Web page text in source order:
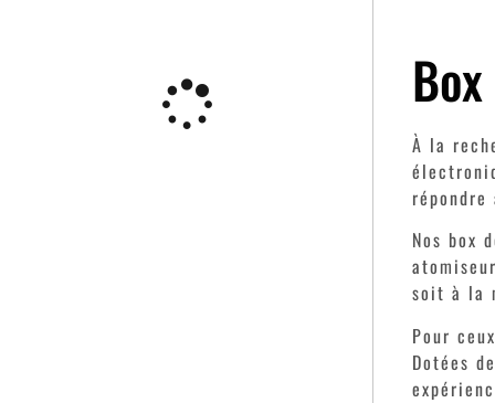
À la
Nos box
soit à la
Pour
Dotées